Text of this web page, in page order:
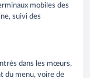
mobiles des
suivi des
dans les mœurs,
du menu, voire de